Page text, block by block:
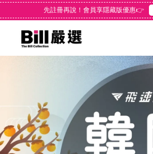
先註冊再說！會員享隱藏版優惠👉
您的購物車目前還
繼續購物